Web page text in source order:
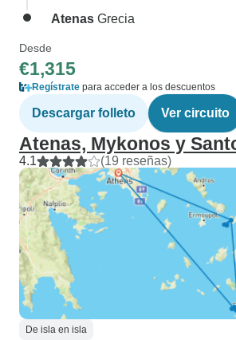
Atenas Grecia
Desde
€1,315
Regístrate para acceder a los descuentos
Descargar folleto Ver circuito
Atenas, Mykonos y
4.1 (19 reseñas)
De isla en isla